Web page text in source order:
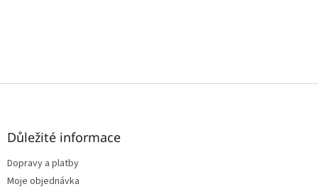
Z
Důležité informace
Dopravy a platby
Moje objednávka